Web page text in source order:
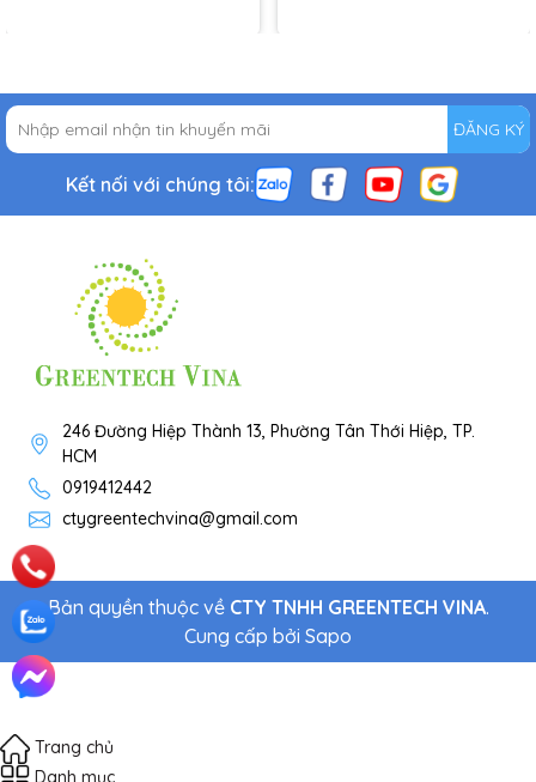
ĐĂNG KÝ
Kết nối với chúng tôi:
246 Đường Hiệp Thành 13, Phường Tân Thới Hiệp, TP.
HCM
0919412442
ctygreentechvina@gmail.com
Bản quyền thuộc về CTY TNHH GREENTECH VINA.
Cung cấp bởi Sapo
Trang chủ
Danh mục